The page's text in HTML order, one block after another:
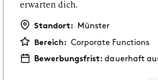
erwarten dich.
Standort: Münster
Bereich: Corporate Functions
Bewerbungsfrist:dauerhaft